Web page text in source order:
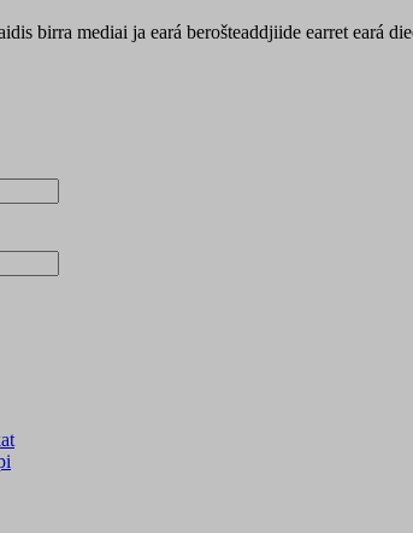
birra mediai ja eará berošteaddjiide earret eará